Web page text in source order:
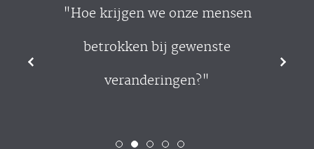
NEDERLANDS
ENGLISH
"Hoe krijgen we onze mensen
betrokken bij gewenste
veranderingen?"